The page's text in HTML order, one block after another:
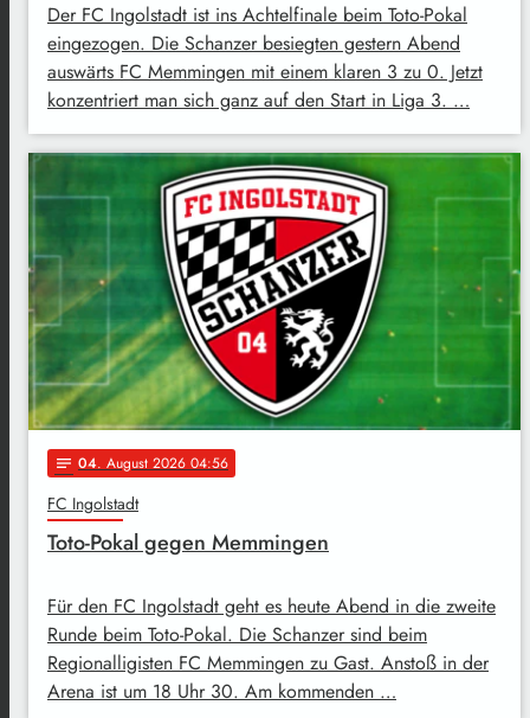
Der FC Ingolstadt ist ins Achtelfinale beim Toto-Pokal
eingezogen. Die Schanzer besiegten gestern Abend
auswärts FC Memmingen mit einem klaren 3 zu 0. Jetzt
konzentriert man sich ganz auf den Start in Liga 3. …
notes 04. August 2026 04:56
FC Ingolstadt
Toto-Pokal gegen Memmingen
Für den FC Ingolstadt geht es heute Abend in die zweite
Runde beim Toto-Pokal. Die Schanzer sind beim
Regionalligisten FC Memmingen zu Gast. Anstoß in der
Arena ist um 18 Uhr 30. Am kommenden …